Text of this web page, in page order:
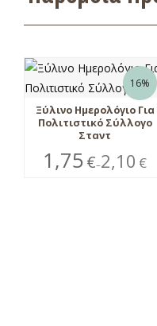
16%
Ξύλινο Ημερολόγιο Για
Πολιτιστικό Σύλλογο
Σταντ
1,75 €–2,10 €